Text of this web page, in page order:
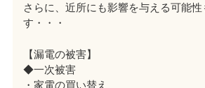
さらに、近所にも影響を与える可能性
す・・・
【漏電の被害】
◆一次被害
・家電の買い替え